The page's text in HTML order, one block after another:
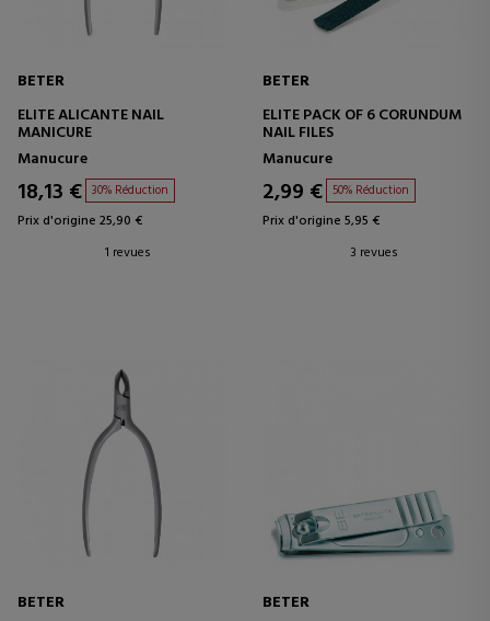
BETER
ELITE ALICANTE NAIL
MANICURE
Manucure
18,13 € 30% Réduction
Prix d'origine 25,90 €
1 revues
BETER
ELITE PACK OF 6 CORUNDUM
NAIL FILES
Manucure
2,99 € 50% Réduction
Prix d'origine 5,95 €
3 revues
BETER BETER